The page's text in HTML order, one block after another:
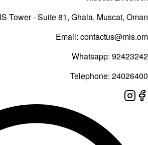
SHS Tower - Suite 81, Ghala, Muscat,
Email:
Whatsapp:
Telephone: